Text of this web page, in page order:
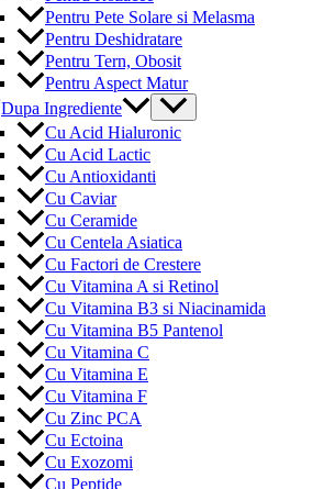
Pentru Pete Solare si Melasma
Pentru Deshidratare
Pentru Tern, Obosit
Pentru Aspect Matur
Dupa Ingrediente
Menu
Toggle
Cu Acid Hialuronic
Cu Acid Lactic
Cu Antioxidanti
Cu Caviar
Cu Ceramide
Cu Centela Asiatica
Cu Factori de Crestere
Cu Vitamina A si Retinol
Cu Vitamina B3 si Niacinamida
Cu Vitamina B5 Pantenol
Cu Vitamina C
Cu Vitamina E
Cu Vitamina F
Cu Zinc PCA
Cu Ectoina
Cu Exozomi
Cu Peptide